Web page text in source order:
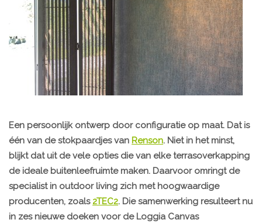
Een persoonlijk ontwerp door configuratie op maat. Dat is
één van de stokpaardjes van Renson. Niet in het minst,
blijkt dat uit de vele opties die van elke terrasoverkapping
de ideale buitenleefruimte maken. Daarvoor omringt de
specialist in outdoor living zich met hoogwaardige
producenten, zoals 2TEC2. Die samenwerking resulteert nu
in zes nieuwe doeken voor de Loggia Canvas